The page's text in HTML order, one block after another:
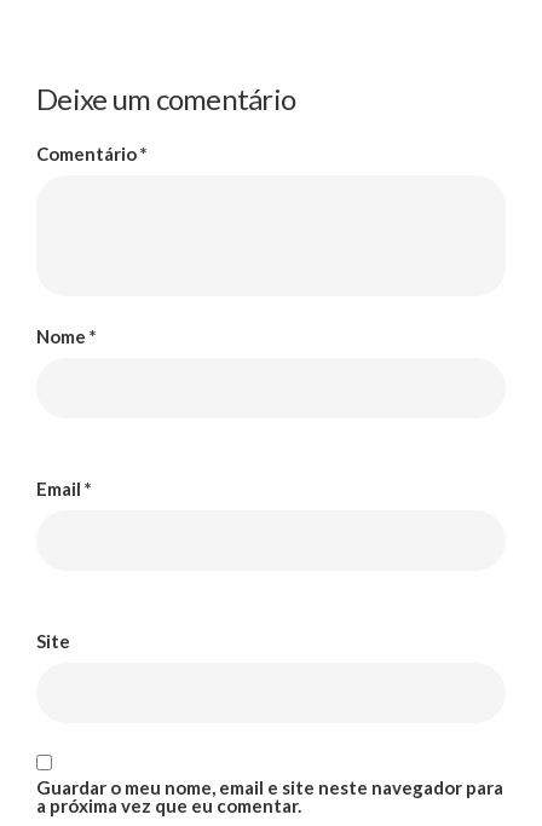
Deixe um comentário
Comentário*
Nome *
Email *
Site
Guardar o meu nome, email e site neste navegador para
a próxima vez que eu comentar.